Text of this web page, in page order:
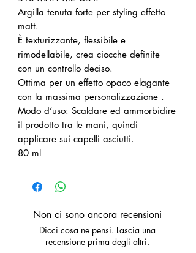
Argilla tenuta forte per styling effetto
matt.
È texturizzante, flessibile e
rimodellabile, crea ciocche definite
con un controllo deciso.
Ottima per un effetto opaco elagante
con la massima personalizzazione .
Modo d’uso: Scaldare ed ammorbidire
il prodotto tra le mani, quindi
applicare sui capelli asciutti.
80 ml
Non ci sono ancora recensioni
Dicci cosa ne pensi. Lascia una
recensione prima degli altri.